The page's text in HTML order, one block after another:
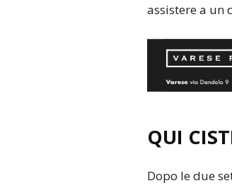
assistere a un
QUI
Dopo le due